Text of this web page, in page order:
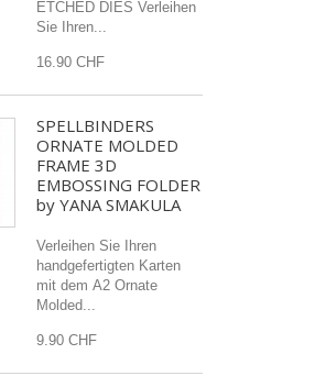
ETCHED DIES Verleihen
Sie Ihren...
16.90 CHF
SPELLBINDERS
ORNATE MOLDED
FRAME 3D
EMBOSSING FOLDER
by YANA SMAKULA
Verleihen Sie Ihren
handgefertigten Karten
mit dem A2 Ornate
Molded...
9.90 CHF